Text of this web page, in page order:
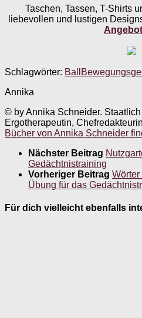
Taschen, Tassen, T-Shirts
liebevollen und lustigen
Schlagwörter: Ball
Annika
© by Annika Schneider.
Ergotherapeutin,
Bücher von Annika Schneider
Nächster Beitrag
Gedächtnistraining
Vorheriger Beitrag Wörter
Übung für das
Für dich vielleicht ebenfalls